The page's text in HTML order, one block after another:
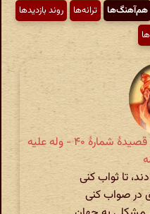
هم‌آهنگ‌ها ترانه‌ها
روند بازدیدها
اوحدی » دیوان اشعار » قصاید » قصیدهٔ شمارهٔ ۴۰ - وله علیه
تا ثواب کنی
در صواب کنی